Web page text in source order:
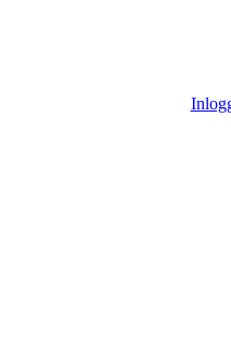
Voor
MAAK